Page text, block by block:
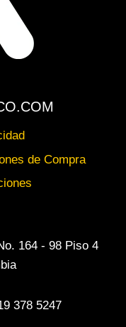
de Compra
164 - 98 Piso 4
378 5247